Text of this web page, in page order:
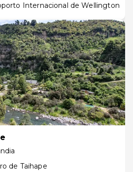
Internacional de Wellington
de Taihape